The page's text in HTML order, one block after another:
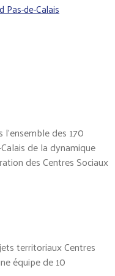
Pas-de-Calais
des 170
de la dynamique
des Centres Sociaux
territoriaux Centres
équipe de 10